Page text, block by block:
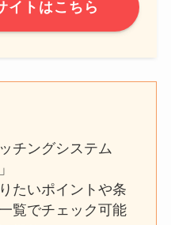
イトはこちら
チングシステム
たいポイントや条
覧でチェック可能